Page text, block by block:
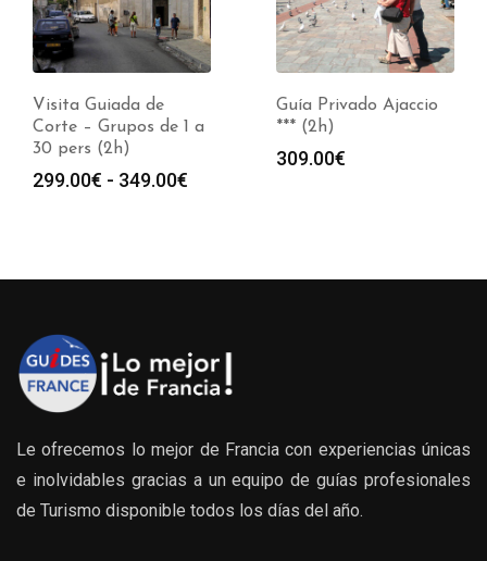
Visita Guiada de
Corte – Grupos de 1 a
30 pers (2h)
299.00€ - 349.00€
299.00€
Guía Privado Ajaccio
*** (2h)
309.00€
Le ofrecemos lo mejor de Francia con experiencias únicas
e inolvidables gracias a un equipo de guías profesionales
de Turismo disponible todos los días del año.